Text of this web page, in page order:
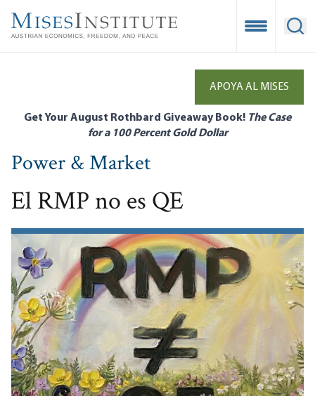
main
Open
APOYA AL MISES
Get Your August Rothbard Giveaway Book! The Case
for a 100 Percent Gold Dollar
Power & Market
El RMP no es QE